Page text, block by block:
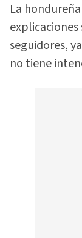
La
explicaciones
seguidores,
no tiene